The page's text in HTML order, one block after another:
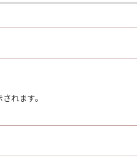
れます。